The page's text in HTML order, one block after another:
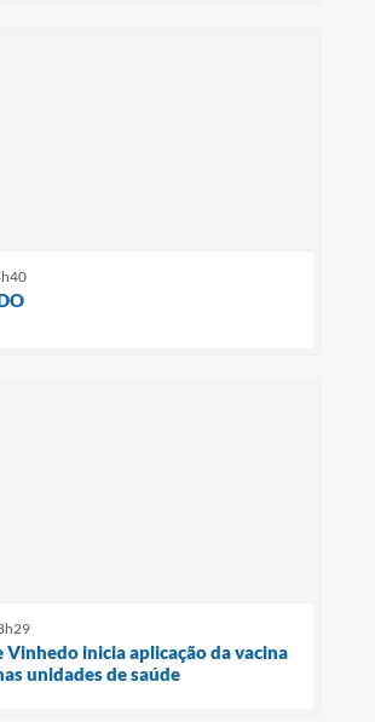
Vinhedo inicia aplicação da vacina
unidades de saúde